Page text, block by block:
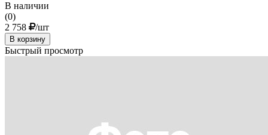
В наличии
(0)
2 758
/шт
В корзину
Быстрый просмотр